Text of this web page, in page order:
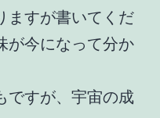
ますが書いてくだ
が今になって分か
ですが、宇宙の成